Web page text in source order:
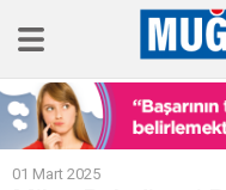
Ana Sayfa
Tüm Haberler
01 Mart 2025